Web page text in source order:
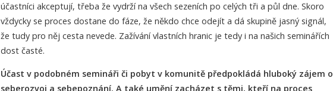
účastníci akceptují, třeba že vydrží na všech sezeních po celých tři a půl dne. Skoro
vždycky se proces dostane do fáze, že někdo chce odejít a dá skupině jasný signál,
že tudy pro něj cesta nevede. Zažívání vlastních hranic je tedy i na našich seminářích
dost časté.
Účast v podobném semináři či pobyt v komunitě předpokládá hluboký zájem o
seberozvoj a sebepoznání. A také umění zacházet s těmi, kteří na proces